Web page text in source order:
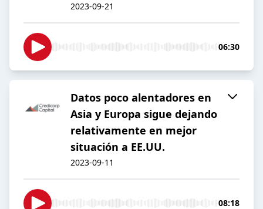
2023-09-21
06:30
Datos poco alentadores en
Asia y Europa sigue dejando
relativamente en mejor
situación a EE.UU.
2023-09-11
08:18